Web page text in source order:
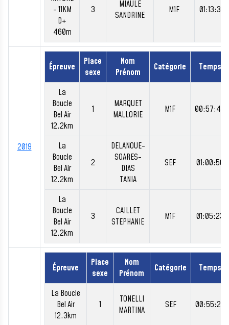
- 11KM
D+
460m
3
MIAULE
SANDRINE
M1F 01:13:37
2019
Épreuve
Place
sexe
Nom
Prénom
Catégorie Temps
La
Boucle
Bel Air
12.2km
1
MARQUET
MALLORIE
M1F 00:57:48
La
Boucle
Bel Air
12.2km
2
DELANOUE-
SOARES-
DIAS
TANIA
SEF 01:00:56
La
Boucle
Bel Air
12.2km
3
CAILLET
STEPHANIE
M1F 01:05:23
Épreuve
Place
sexe
Nom
Prénom
Catégorie Temps
La Boucle
Bel Air
12.3km
1
TONELLI
MARTINA
SEF 00:55:26